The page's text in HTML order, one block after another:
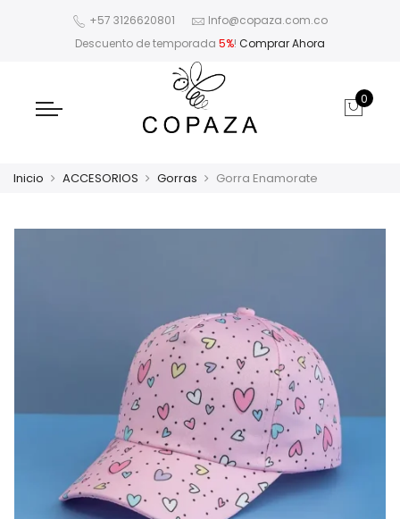
+57 3126620801
Info@copaza.com.co
Descuento de temporada 5%! Comprar Ahora
0
Inicio ACCESORIOS Gorras Gorra Enamorate